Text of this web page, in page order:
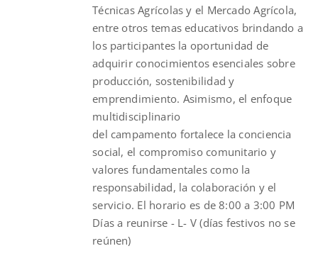
Técnicas Agrícolas y el Mercado Agrícola,
entre otros temas educativos brindando a
los participantes la oportunidad de
adquirir conocimientos esenciales sobre
producción, sostenibilidad y
emprendimiento. Asimismo, el enfoque
multidisciplinario
del campamento fortalece la conciencia
social, el compromiso comunitario y
valores fundamentales como la
responsabilidad, la colaboración y el
servicio. El horario es de 8:00 a 3:00 PM
Días a reunirse - L- V (días festivos no se
reúnen)